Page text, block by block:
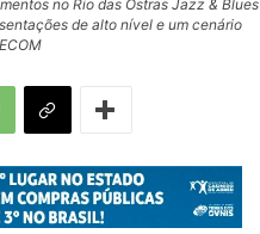
no Rio das Ostras Jazz & Blues
de alto nível e um cenário